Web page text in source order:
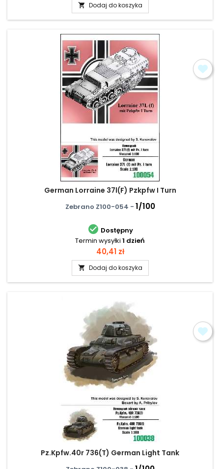
 Dodaj do koszyka
German Lorraine 37l(F) Pzkpfw I Turn
Zebrano Z100-054 - 1/100
 Dostępny
Termin wysyłki 1 dzień
Cena
40,41 zł
 Dodaj do koszyka
Pz.Kpfw.40r 736(T) German Light Tank